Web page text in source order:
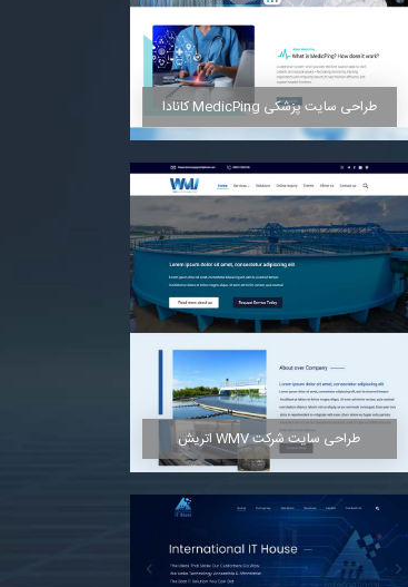
طراحی سایت پزشکی MedicPing کانادا
مشاهده
طراحی سایت شرکت WMV اتریش